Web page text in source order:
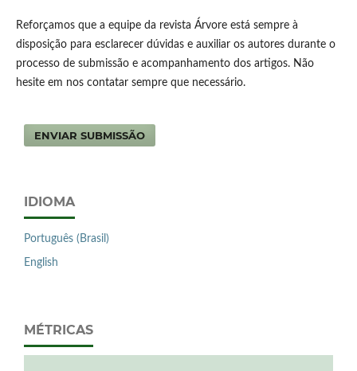
Reforçamos que a equipe da revista Árvore está sempre à
disposição para esclarecer dúvidas e auxiliar os autores durante o
processo de submissão e acompanhamento dos artigos. Não
hesite em nos contatar sempre que necessário.
ENVIAR SUBMISSÃO
IDIOMA
Português (Brasil)
English
MÉTRICAS